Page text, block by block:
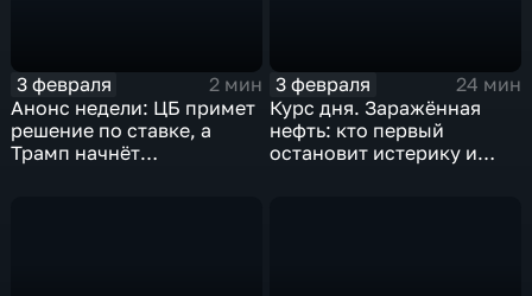
3 февраля
2 мин
Анонс недели: ЦБ примет
решение по ставке, а
Трамп начнёт
3 февраля
24 мин
Курс дня. Заражённая
нефть: кто первый
остановит истерику и